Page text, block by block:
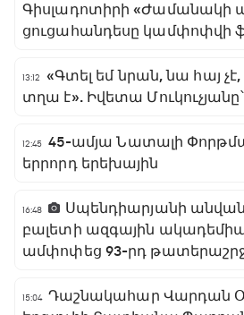
Գիսլադոտիրի «Ժամանակի
ցուցահանդեսը կամփոփվի
13:12
«Գտել եմ նրան, նա հայ
տղա է». Իվետա
12:45 45-ամյա Նատալի
երրորդ երեխային
16:48
Սպենդիարյանի
բալետի ազգային
ամփոփեց 93-րդ
15:04 Դաշնակահար Վարդան